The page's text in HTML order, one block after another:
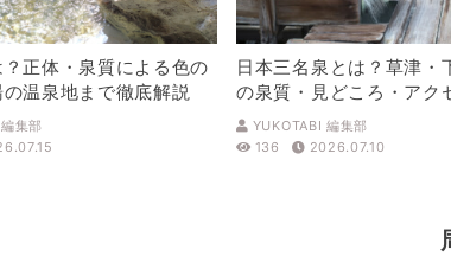
正体・泉質による色の
温泉地まで徹底解説
集部
日本三名泉とは？草津・
の泉質・見どころ・アク
解説
YUKOTABI 編集部
136
2026.07.10